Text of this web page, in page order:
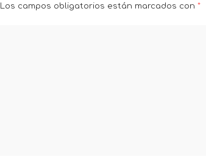
Los campos obligatorios están marcados con *